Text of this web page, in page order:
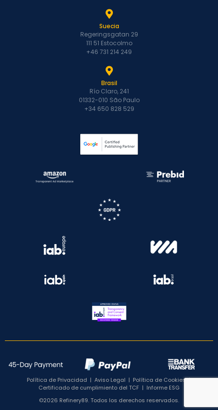
Suecia
Regeringsgatan 29
111 51 Estocolmo
+46 731 214 249
Brasil
Río Claro, 241
01332-010 São Paulo
+34 650 828 529
Política de Privacidad | Aviso Legal | Política de Cookies|
Certificado de cumplimiento del TCF | Informe ESG
©2026 Refinery89. Todos los derechos reservados.